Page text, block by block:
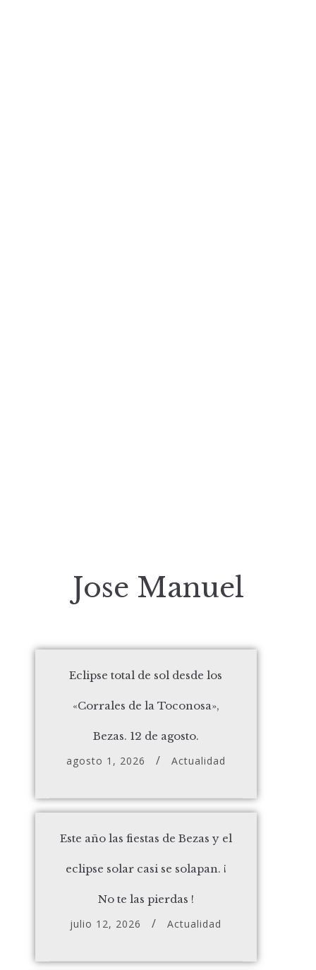
Jose Manuel
Eclipse total de sol desde los
«Corrales de la Toconosa»,
Bezas. 12 de agosto.
agosto 1, 2026
Actualidad
Este año las fiestas de Bezas y el
eclipse solar casi se solapan. ¡
No te las pierdas !
julio 12, 2026
Actualidad